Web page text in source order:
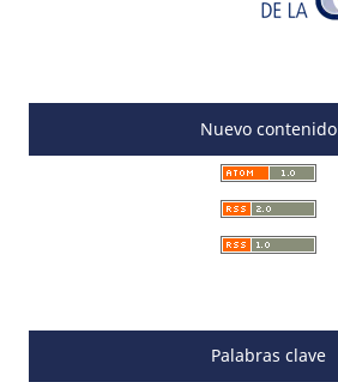
Nuevo contenido
Palabras clave